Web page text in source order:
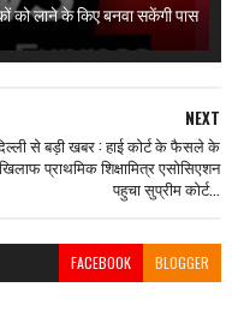
को लाने के किए बनवा सकेंगी पास
NEXT
से बड़ी खबर : हाई कोर्ट के फैसले के
खिलाफ प्राथमिक शिक्षामित्र एसोसिएशन
पहुचा सुप्रीम कोर्ट...
FACEBOOK BLOGGER